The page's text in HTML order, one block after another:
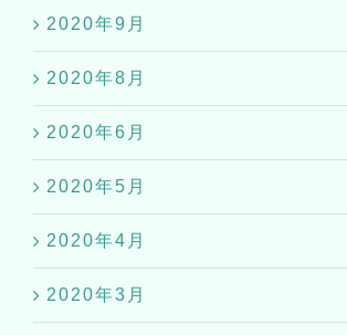
2020年9月
2020年8月
2020年6月
2020年5月
2020年4月
2020年3月